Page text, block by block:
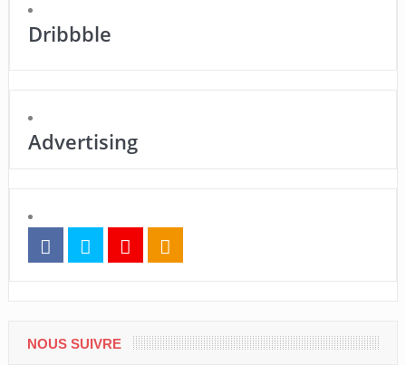
Dribbble
Advertising
NOUS SUIVRE